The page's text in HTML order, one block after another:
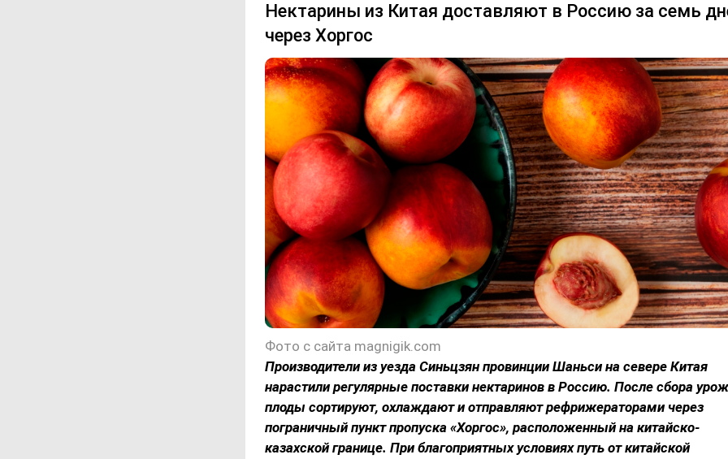
Нектарины из Китая доставляют в Россию за семь
через Хоргос
Фото с сайта magnigik.com
Производители из уезда Синьцзян провинции Шаньси на севере Китая
нарастили регулярные поставки нектаринов в Россию. После сбора
плоды сортируют, охлаждают и отправляют рефрижераторами через
пограничный пункт пропуска «Хоргос», расположенный на китайско-
казахской границе. При благоприятных условиях путь от китайской